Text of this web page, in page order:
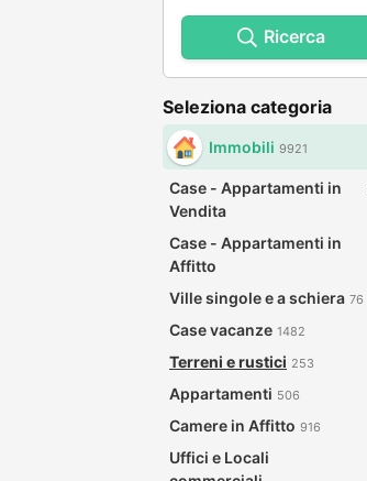
Ricerca
Seleziona categoria
Immobili 9921
Case - Appartamenti in
Vendita
Case - Appartamenti in
Affitto
Ville singole e a schiera 76
Case vacanze 1482
Terreni e rustici 253
Appartamenti 506
Camere in Affitto 916
Uffici e Locali